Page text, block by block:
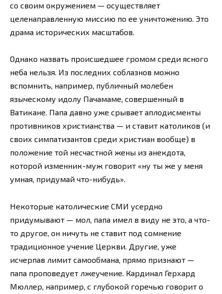
со своим окружением — осуществляет
целенаправленную миссию по ее уничтожению. Это
драма исторических масштабов.
Однако назвать происшедшее громом среди ясного
неба нельзя. Из последних соблазнов можно
вспомнить, например, публичный молебен
языческому идолу Пачамаме, совершенный в
Ватикане. Папа давно уже срывает аплодисменты
противников христианства — и ставит католиков (и
своих симпатизантов среди христиан вообще) в
положение той несчастной жены из анекдота,
которой изменник-муж говорит «ну ты же у меня
умная, придумай что-нибудь».
Некоторые католические СМИ усердно
придумывают — мол, папа имел в виду не это, а что-
то другое, он ничуть не ставит под сомнение
традиционное учение Церкви. Другие, уже
исчерпав лимит самообмана, прямо признают —
папа проповедует лжеучение. Кардинал Герхард
Мюллер, например, с глубокой горечью говорит о